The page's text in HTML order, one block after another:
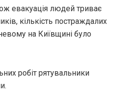
евакуація людей триває
кількість постраждалих
на Київщині було
робіт рятувальники